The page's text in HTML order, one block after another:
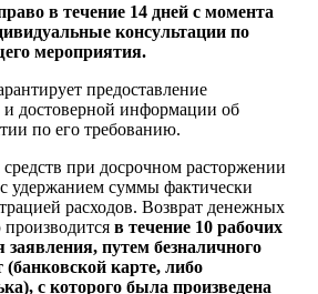
в течение 14 дней с момента
консультации по
мероприятия.
предоставление
достоверной информации об
по его требованию.
при досрочном расторжении
удержанием суммы фактически
расходов. Возврат денежных
в течение 10 рабочих
заявления, путем безналичного
(банковской карте, либо
с которого была произведена